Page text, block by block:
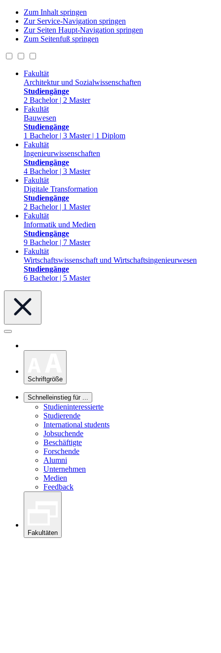
Zum Inhalt springen
Zur Service-Navigation springen
Zur Seiten Haupt-Navigation springen
Zum Seitenfuß springen
Fakultät
Architektur und Sozialwissenschaften
Studiengänge
2 Bachelor | 2 Master
Fakultät
Bauwesen
Studiengänge
1 Bachelor | 3 Master | 1 Diplom
Fakultät
Ingenieurwissenschaften
Studiengänge
4 Bachelor | 3 Master
Fakultät
Digitale Transformation
Studiengänge
2 Bachelor | 1 Master
Fakultät
Informatik und Medien
Studiengänge
9 Bachelor | 7 Master
Fakultät
Wirtschaftswissenschaft und Wirtschaftsingenieurwesen
Studiengänge
6 Bachelor | 5 Master
Schriftgröße
Schnelleinstieg für ...
Studieninteressierte
Studierende
International students
Jobsuchende
Beschäftigte
Forschende
Alumni
Unternehmen
Medien
Feedback
Fakultäten